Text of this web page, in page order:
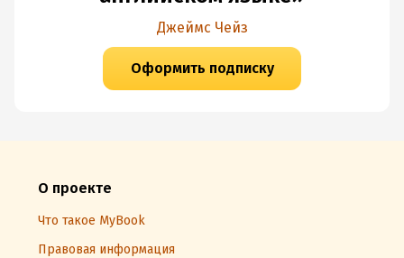
Джеймс Чейз
Оформить подписку
О проекте
Что такое MyBook
Правовая информация